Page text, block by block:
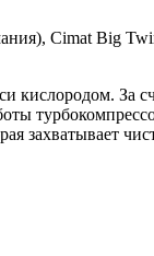
Cimat Big
За
захватывает